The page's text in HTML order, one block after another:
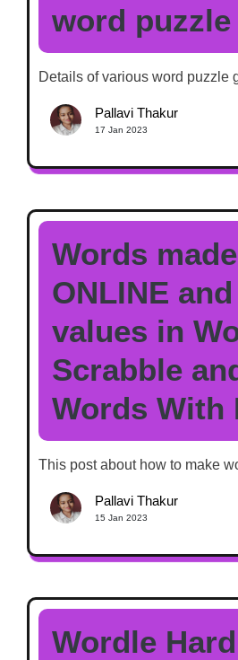
word puzzle
Details of various word puzzle
Pallavi Thakur
17 Jan 2023
Words
ONLINE
values in
Scrabble
Words With
This post about how to make
Pallavi Thakur
15 Jan 2023
Wordle